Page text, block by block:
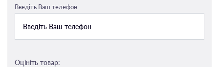
Введіть Ваш телефон
Оцініть товар: